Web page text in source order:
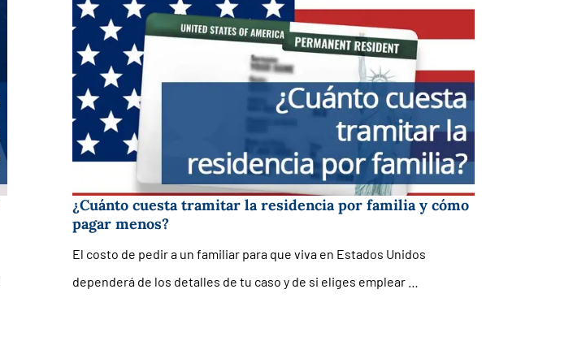
¿Cuánto cuesta tramitar la residencia por familia y cómo
pagar menos?
El costo de pedir a un familiar para que viva en Estados Unidos
dependerá de los detalles de tu caso y de si eliges emplear …